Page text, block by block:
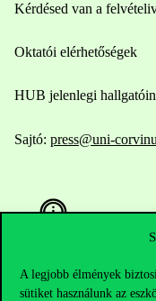
A legjobb élmények
sütiket használunk az
Kérdésed van a
Oktatói elérhetőségek
HUB jelenlegi
Sajtó: press@uni-
Hasznos linkek